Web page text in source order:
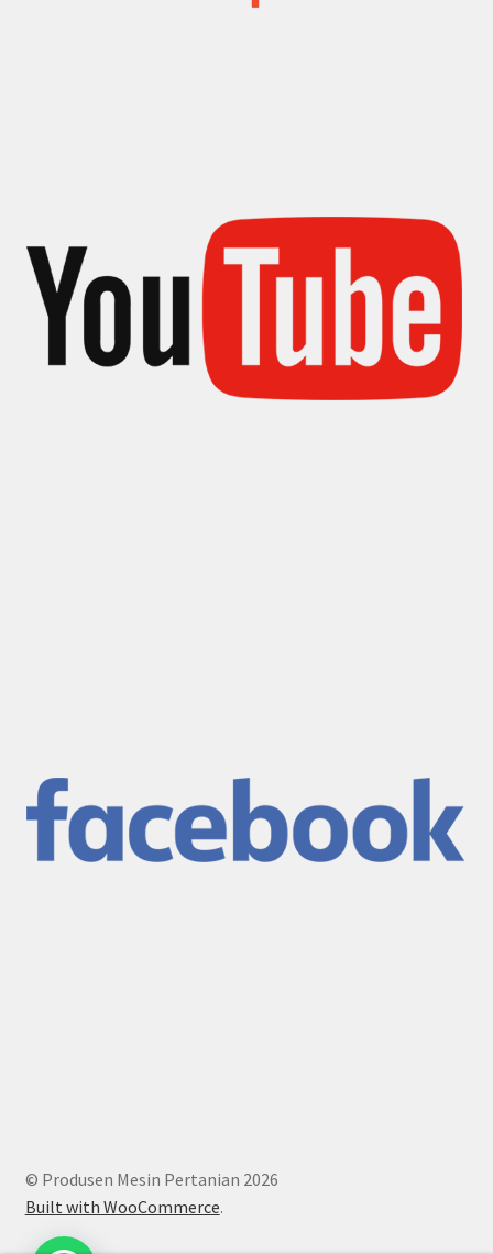
© Produsen Mesin Pertanian 2026
Built with WooCommerce.